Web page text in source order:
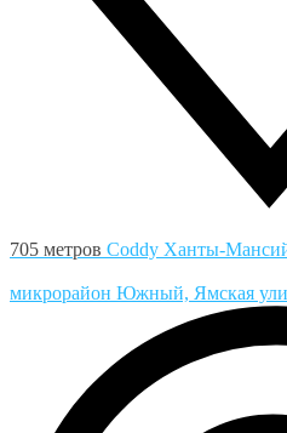
705 метров Coddy Ханты-
микрорайон Южный, Ямская